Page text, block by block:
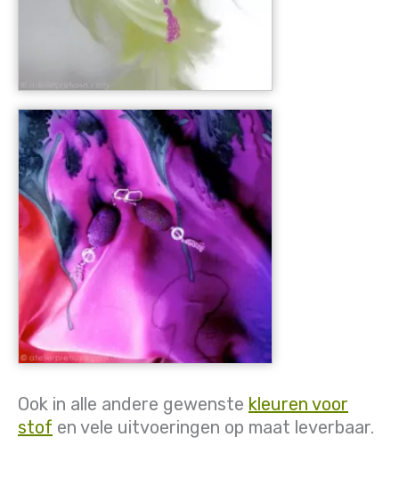
Ook in alle andere gewenste kleuren voor
stof en vele uitvoeringen op maat leverbaar.